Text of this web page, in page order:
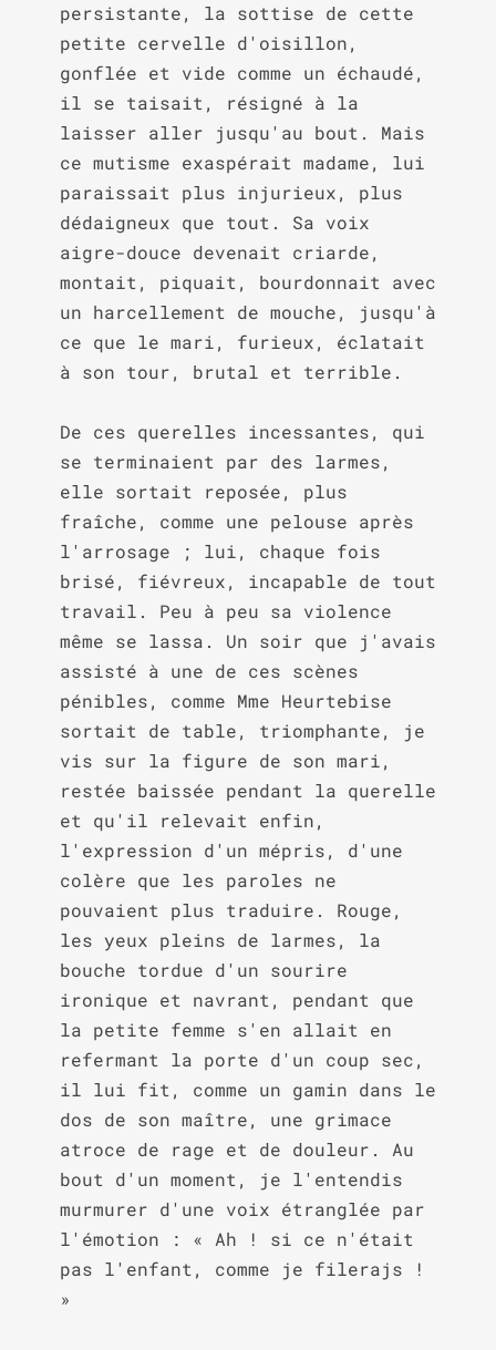
persistante, la sottise de cette
petite cervelle d'oisillon,
gonflée et vide comme un échaudé,
il se taisait, résigné à la
laisser aller jusqu'au bout. Mais
ce mutisme exaspérait madame, lui
paraissait plus injurieux, plus
dédaigneux que tout. Sa voix
aigre-douce devenait criarde,
montait, piquait, bourdonnait avec
un harcellement de mouche, jusqu'à
ce que le mari, furieux, éclatait
à son tour, brutal et terrible.
De ces querelles incessantes, qui
se terminaient par des larmes,
elle sortait reposée, plus
fraîche, comme une pelouse après
l'arrosage ; lui, chaque fois
brisé, fiévreux, incapable de tout
travail. Peu à peu sa violence
même se lassa. Un soir que j'avais
assisté à une de ces scènes
pénibles, comme Mme Heurtebise
sortait de table, triomphante, je
vis sur la figure de son mari,
restée baissée pendant la querelle
et qu'il relevait enfin,
l'expression d'un mépris, d'une
colère que les paroles ne
pouvaient plus traduire. Rouge,
les yeux pleins de larmes, la
bouche tordue d'un sourire
ironique et navrant, pendant que
la petite femme s'en allait en
refermant la porte d'un coup sec,
il lui fit, comme un gamin dans le
dos de son maître, une grimace
atroce de rage et de douleur. Au
bout d'un moment, je l'entendis
murmurer d'une voix étranglée par
l'émotion : « Ah ! si ce n'était
pas l'enfant, comme je filerajs !
»